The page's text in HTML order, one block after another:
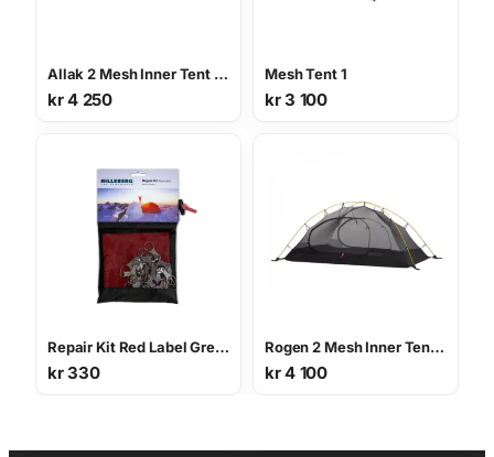
Allak 2 Mesh Inner Tent innertelt
kr4 250
Mesh Tent 1
kr3 100
Repair Kit Red Label Green
kr330
Rogen 2 Mesh Inner Tent innertelt
kr4 100